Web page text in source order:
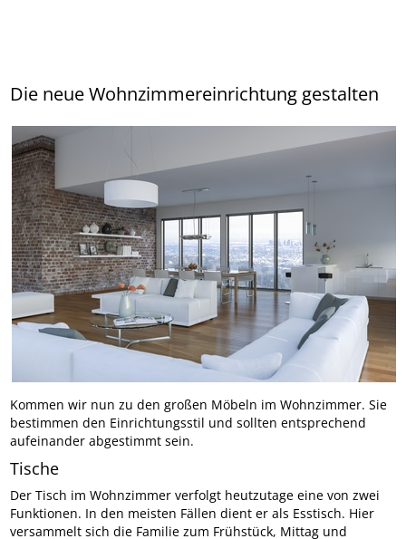
Die neue Wohnzimmereinrichtung gestalten
Kommen wir nun zu den großen Möbeln im Wohnzimmer. Sie
bestimmen den Einrichtungsstil und sollten entsprechend
aufeinander abgestimmt sein.
Tische
Der Tisch im Wohnzimmer verfolgt heutzutage eine von zwei
Funktionen. In den meisten Fällen dient er als Esstisch. Hier
versammelt sich die Familie zum Frühstück, Mittag und